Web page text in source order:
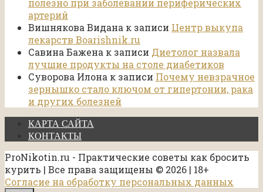
артерий
Вишнякова Видана к записи Центр выкупа
лекарств Boarishnik.ru
Савина Бажена к записи Диетолог назвала
лучшие продукты на столе диабетиков
Суворова Илона к записи Почему невзрачное
зернышко стало ключом от гипертонии, рака
и других болезней
КАРТА САЙТА
КОНТАКТЫ
ProNikotin.ru - Практические советы как бросить
курить | Все права защищены © 2026 | 18+
Согласие на обработку персональных данных